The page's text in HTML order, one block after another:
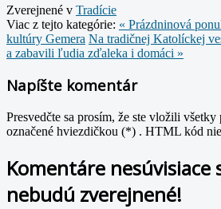
Zverejnené v Tradície
Viac z tejto kategórie: « Prázdninová
kultúry Gemera Na tradičnej Katolíckej
a zabavili ľudia zďaleka i domáci »
Napíšte komentár
Presvedčte sa prosím, že ste vložili
označené hviezdičkou (*) . HTML kód
Komentáre nesúvisiace
nebudú zverejnené!